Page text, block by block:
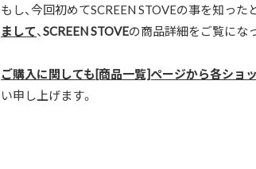
もし、今回初めてSCREEN STOVEの事を知った
まして、SCREEN STOVEの商品詳細をご覧にな
ご購入に関しても[商品一覧]ページから各ショ
い申し上げます。